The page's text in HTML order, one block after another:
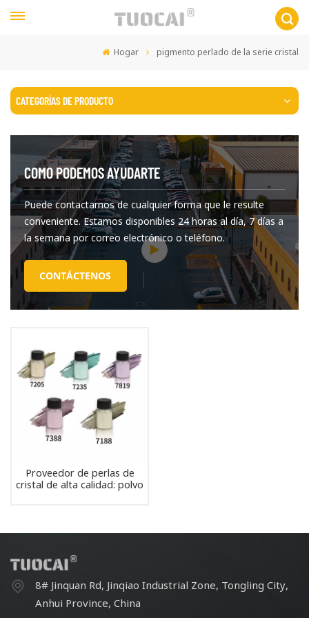
Hogar pigmento perlado de la serie cristal
CATEGORÍAS DE PRODUCTO
COMO PODEMOS AYUDARTE
Puede contactarnos de cualquier forma que le resulte
conveniente. Estamos disponibles 24 horas al día, 7 días a
la semana por correo electrónico o teléfono.
CONTÁCTENOS
Proveedor de perlas de
cristal de alta calidad: polvo
8# Jinquan Rd, Jinqiao Industrial Zone, Tongling City,
Anhui Province, China